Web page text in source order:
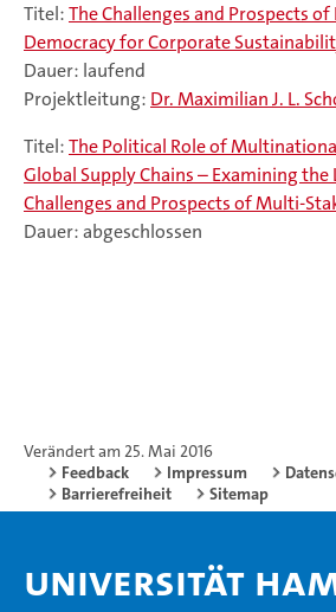
Titel:The Challenges and Prospects
Democracy for Corporate
Dauer: laufend
Projektleitung: Dr. Maximilian J. L.
Titel:The Political Role of
Global Supply Chains – Examining the
Challenges and Prospects of Multi-
Dauer: abgeschlossen
Verändert am 25. Mai 2016
Feedback
Impressum
Barrierefreiheit
Sitemap
Universität